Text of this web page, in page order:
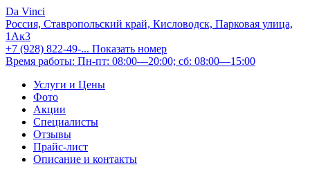
Da Vinci
Россия, Ставропольский край, Кисловодск, Парковая улица,
1Ак3
+7 (928) 822-49-... Показать номер
Время работы: Пн-пт: 08:00—20:00; сб: 08:00—15:00
Услуги и Цены
Фото
Акции
Специалисты
Отзывы
Прайс-лист
Описание и контакты